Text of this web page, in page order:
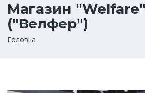
Магазин "Welfare"
("Велфер")
Рядок
Головна